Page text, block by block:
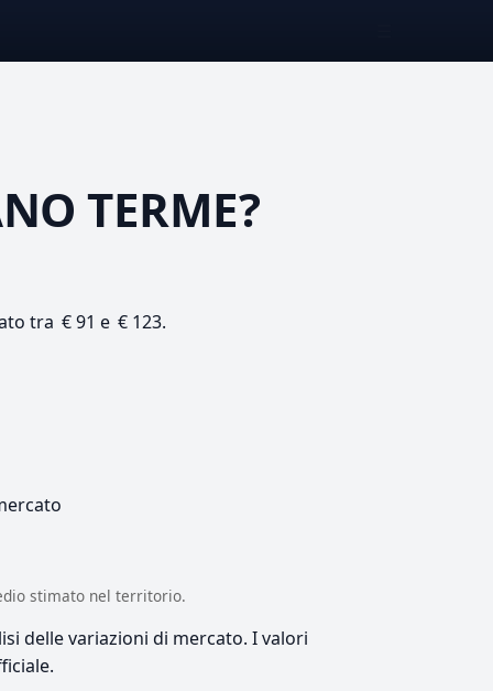
TERME?
tra € 91 e € 123.
stimato nel territorio.
delle variazioni di mercato. I valori